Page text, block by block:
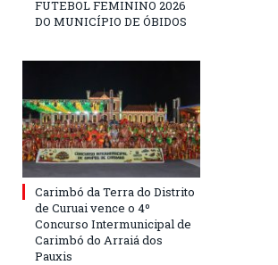
FUTEBOL FEMININO 2026
DO MUNICÍPIO DE ÓBIDOS
Carimbó da Terra do Distrito
de Curuai vence o 4º
Concurso Intermunicipal de
Carimbó do Arraiá dos
Pauxis